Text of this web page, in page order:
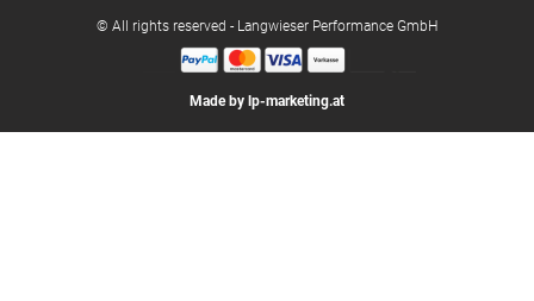
© All rights reserved - Langwieser Performance GmbH
Made by lp-marketing.at